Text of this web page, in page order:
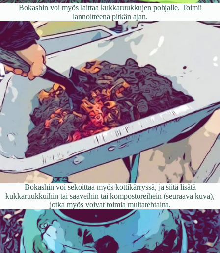
Bokashin voi myös laittaa kukkaruukkujen pohjalle. Toimii
lannoitteena pitkän ajan.
Bokashin voi sekoittaa myös kottikärryssä, ja siitä lisätä
kukkaruukkuihin tai saaveihin tai kompostoreihein (seuraava kuva),
jotka myös voivat toimia multatehtaina.